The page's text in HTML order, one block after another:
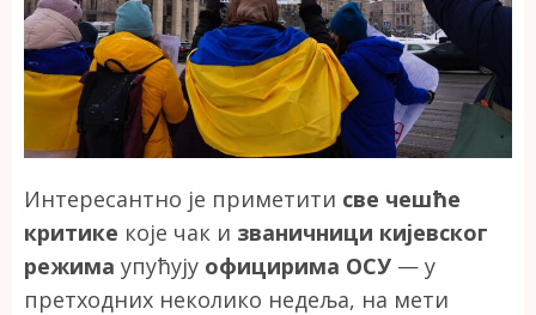
Интересантно је приметити све чешће
критике које чак и званичници кијевског
режима упућују официрима ОСУ — у
претходних неколико недеља, на мети